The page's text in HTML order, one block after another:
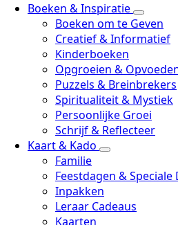
Boeken & Inspiratie
Boeken om te Geven
Creatief & Informatief
Kinderboeken
Opgroeien &
Puzzels & Breinbrekers
Spiritualiteit & Mystiek
Persoonlijke Groei
Schrijf & Reflecteer
Kaart & Kado
Familie
Feestdagen & Speciale
Inpakken
Leraar Cadeaus
Kaarten